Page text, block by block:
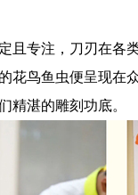
且专注，刀刃在各
花鸟鱼虫便呈现
精湛的雕刻功底。